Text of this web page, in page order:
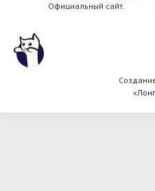
Официальный сайт.